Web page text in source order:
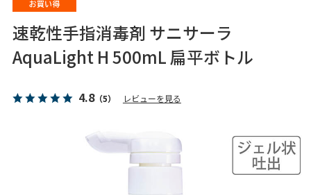
速乾性手指消毒剤 サニサーラ
AquaLight H 500mL 扁平ボトル
4.8（5） レビューを見る